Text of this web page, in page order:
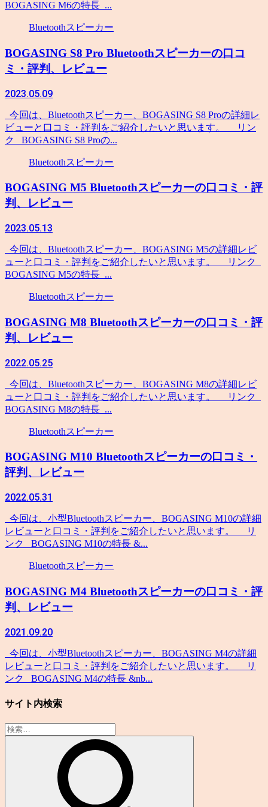
BOGASING M6の特長 ...
Bluetoothスピーカー
BOGASING S8 Pro Bluetoothスピーカーの口コ
ミ・評判、レビュー
2023.05.09
今回は、Bluetoothスピーカー、BOGASING S8 Proの詳細レ
ビューと口コミ・評判をご紹介したいと思います。 リン
ク BOGASING S8 Proの...
Bluetoothスピーカー
BOGASING M5 Bluetoothスピーカーの口コミ・評
判、レビュー
2023.05.13
今回は、Bluetoothスピーカー、BOGASING M5の詳細レビ
ューと口コミ・評判をご紹介したいと思います。 リンク
BOGASING M5の特長 ...
Bluetoothスピーカー
BOGASING M8 Bluetoothスピーカーの口コミ・評
判、レビュー
2022.05.25
今回は、Bluetoothスピーカー、BOGASING M8の詳細レビ
ューと口コミ・評判をご紹介したいと思います。 リンク
BOGASING M8の特長 ...
Bluetoothスピーカー
BOGASING M10 Bluetoothスピーカーの口コミ・
評判、レビュー
2022.05.31
今回は、小型Bluetoothスピーカー、BOGASING M10の詳細
レビューと口コミ・評判をご紹介したいと思います。 リ
ンク BOGASING M10の特長 &...
Bluetoothスピーカー
BOGASING M4 Bluetoothスピーカーの口コミ・評
判、レビュー
2021.09.20
今回は、小型Bluetoothスピーカー、BOGASING M4の詳細
レビューと口コミ・評判をご紹介したいと思います。 リ
ンク BOGASING M4の特長 &nb...
サイト内検索
検
索: